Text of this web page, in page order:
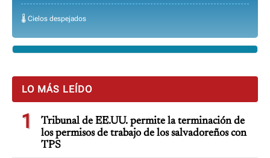
🌡️ Cielos despejados
LO MÁS LEÍDO
1
Tribunal de EE.UU. permite la terminación de
los permisos de trabajo de los salvadoreños con
TPS